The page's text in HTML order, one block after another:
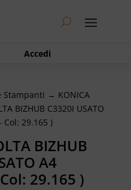
Accedi
→ KONICA
BIZHUB C3320I USATO
Col: 29.165 )
BIZHUB
A4
29.165 )